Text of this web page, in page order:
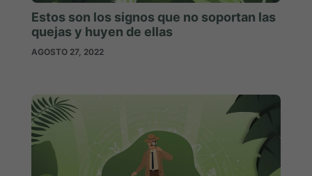
Estos son los signos que no soportan las
quejas y huyen de ellas
AGOSTO 27, 2022